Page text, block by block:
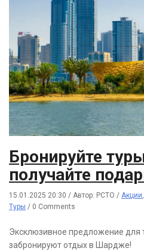
Бронируйте
получайте
15.01.2025 20:30 / Автор: РСТО / Акции,
Туры / 0 Comments
Эксклюзивное предложение для
забронируют отдых в Шардже!